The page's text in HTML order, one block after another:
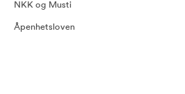
NKK og Musti
Åpenhetsloven